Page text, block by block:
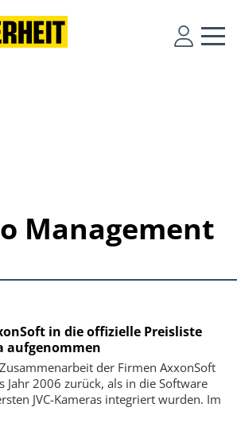
Management
in die offizielle Preisliste
aufgenommen
der Firmen AxxonSoft
Jahr 2006 zurück, als in die Software
JVC-Kameras integriert wurden. Im